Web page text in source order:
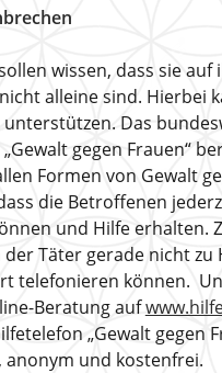
wissen, dass sie auf
alleine sind. Hierbei
Das
gegen Frauen“
Formen von Gewalt
die Betroffenen
und Hilfe erhalten.
der Täter gerade nicht zu
telefonieren können.
Beratung auf
„Gewalt gegen
anonym und kostenfrei.